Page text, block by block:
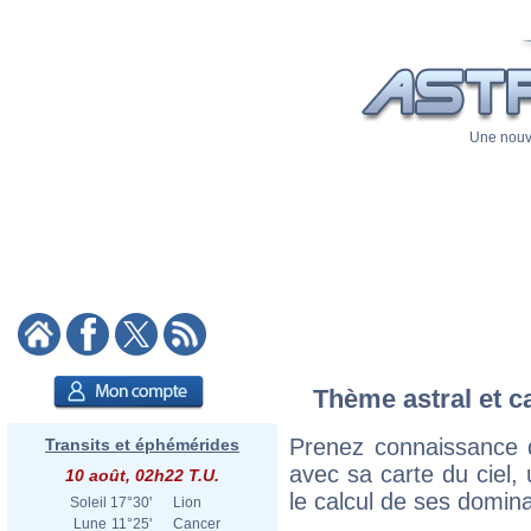
Une
Transits et éphémérides
10 août, 02h22 T.U.
Soleil 17°30'
Lion
Lune 11°25' Cancer
Thème astral et
Prenez
avec sa carte du ciel,
le calcul de ses